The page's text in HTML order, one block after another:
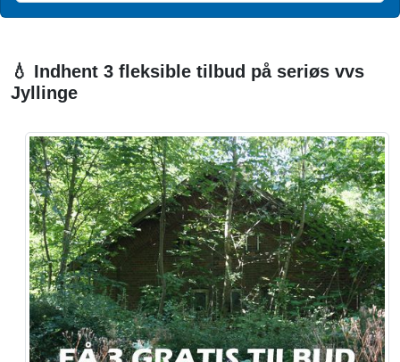
💧 Indhent 3 fleksible tilbud på seriøs vvs
Jyllinge